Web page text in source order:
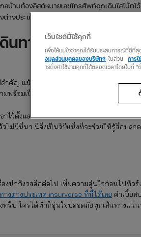
ลบ้านต้องลิสต์หมายเลขโทรศัพท์ฉุกเฉินใส่โน้ตไ
างประเทศที่ซื้อเอาไว้
ดินทางไปเที่ยวต่างป
ำคัญ แม้แต่ตอนที่ต้องการจะเดินทางไปเที่ยวต่
มพร้อมเป็นสิ่งที่เราสร้างขึ้นมาเองได้ ถึงจะเ
าไว้ตั้งแต่แรก ซึ่งเป็นสิ่งที่สามารถช่วยเราจา
ไม่มีนี่นา นี่จึงเป็นวิธีหนึ่งที่จะช่วยให้รู้สึกปล
องน่ากังวลอีกต่อไป เพิ่มความอุ่นใจก่อนไปทั
งต่างประเทศ insurverse ที่นี่ได้เลย ค่าเบี้ยส
ทริป ใครได้ทำก็อุ่นใจปลอดภัยทุกเส้นทางแน่
เว็บไซต์นี้ใช้คุกกี้
เพื่อให้แน่ใจว่าคุณได้รับประสบการณ์ที่ดีที่
อมูลส่วนบุคคลของบริษัทฯ ในส่วน การ
ารตั้งค่าใช้งานคุกกี้ได้ตลอดเวลาโดยไปที่ "